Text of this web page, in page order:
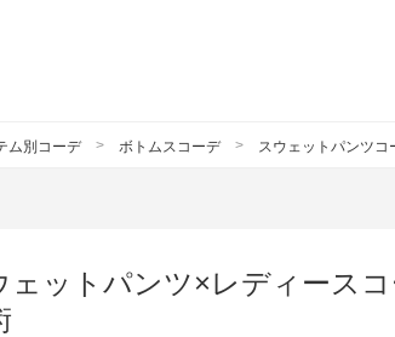
ム別コーデ ボトムスコーデ スウェットパンツコ
ェットパンツ×レディース